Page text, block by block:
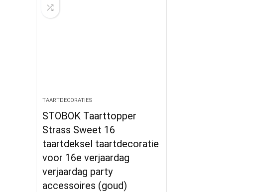
TAARTDECORATIES
STOBOK Taarttopper
Strass Sweet 16
taartdeksel taartdecoratie
voor 16e verjaardag
verjaardag party
accessoires (goud)